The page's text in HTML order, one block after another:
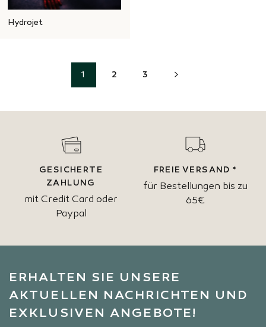
Hydrojet
1 2 3 WEITER
GESICHERTE
ZAHLUNG
mit Credit Card oder
Paypal
FREIE VERSAND *
für Bestellungen bis zu
65€
ERHALTEN SIE UNSERE
AKTUELLEN NACHRICHTEN UND
EXKLUSIVEN ANGEBOTE!